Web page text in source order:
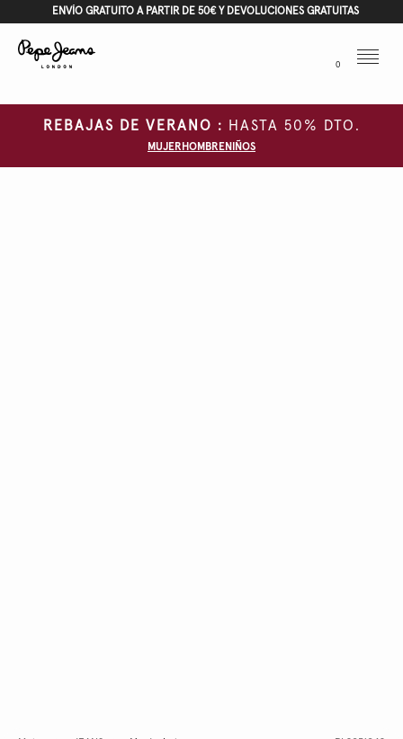
ENVÍO GRATUITO A PARTIR DE 50€ Y DEVOLUCIONES GRATUITAS
0
Menu
REBAJAS DE VERANO : HASTA 50% DTO.
MUJER HOMBRENIÑOS